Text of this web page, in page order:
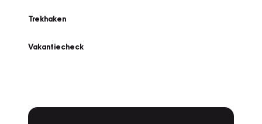
Trekhaken
Vakantiecheck